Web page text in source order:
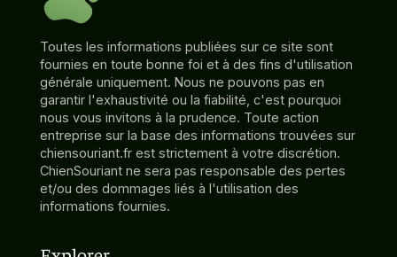
Toutes les informations publiées sur ce site sont
fournies en toute bonne foi et à des fins d'utilisation
générale uniquement. Nous ne pouvons pas en
garantir l'exhaustivité ou la fiabilité, c'est pourquoi
nous vous invitons à la prudence. Toute action
entreprise sur la base des informations trouvées sur
chiensouriant.fr est strictement à votre discrétion.
ChienSouriant ne sera pas responsable des pertes
et/ou des dommages liés à l'utilisation des
informations fournies.